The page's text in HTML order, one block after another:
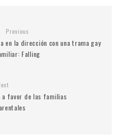
Previous
en la dirección con una trama gay
Falling
a favor de las familias